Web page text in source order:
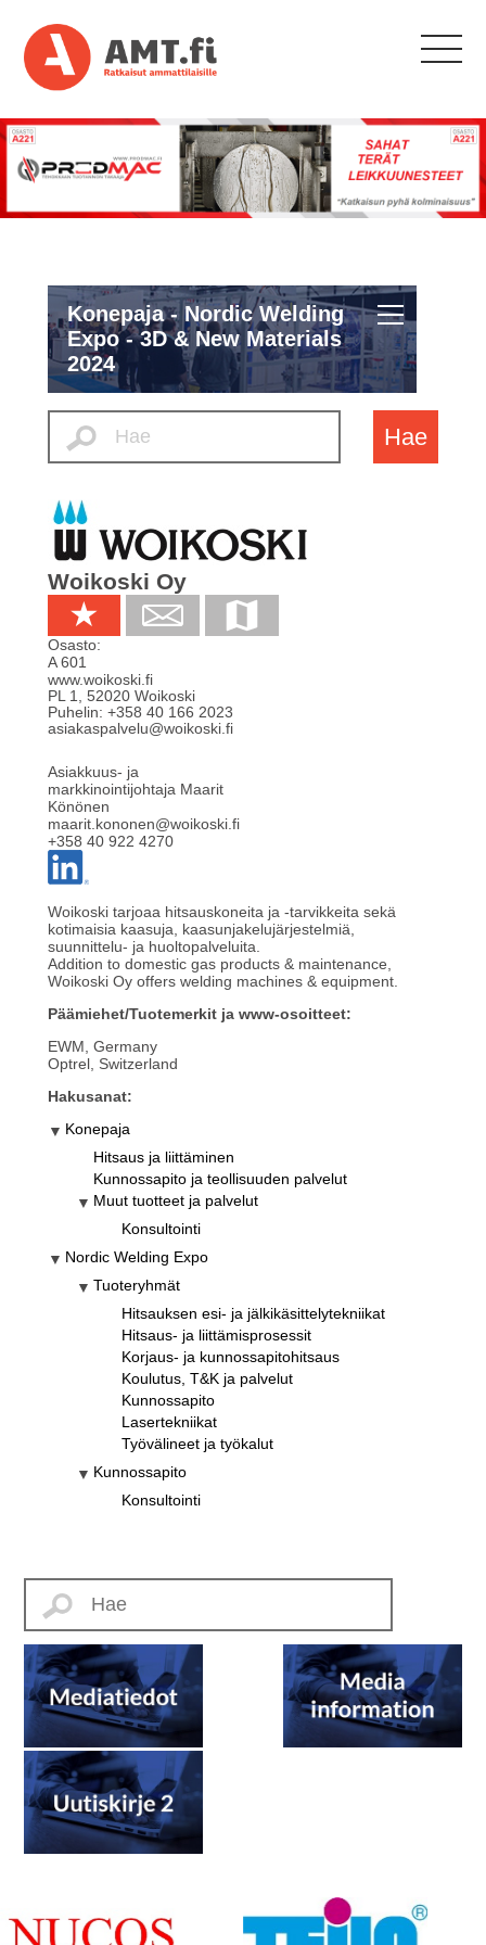
Konepaja - Nordic Welding
Expo - 3D & New Materials
2024
Hae
Woikoski Oy
Osasto:
A 601
www.woikoski.fi
PL 1
52020 Woikoski
Puhelin: +358 40 166 2023
asiakaspalvelu@woikoski.fi
Asiakkuus- ja
markkinointijohtaja Maarit
Könönen
maarit.kononen@woikoski.fi
+358 40 922 4270
Woikoski tarjoaa hitsauskoneita ja -tarvikkeita sekä
kotimaisia kaasuja, kaasunjakelujärjestelmiä,
suunnittelu- ja huoltopalveluita.
Addition to domestic gas products & maintenance,
Woikoski Oy offers welding machines & equipment.
Päämiehet/Tuotemerkit ja www-osoitteet:
EWM, Germany
Optrel, Switzerland
Hakusanat:
Konepaja
Hitsaus ja liittäminen
Kunnossapito ja teollisuuden palvelut
Muut tuotteet ja palvelut
Konsultointi
Nordic Welding Expo
Tuoteryhmät
Hitsauksen esi- ja jälkikäsittelytekniikat
Hitsaus- ja liittämisprosessit
Korjaus- ja kunnossapitohitsaus
Koulutus, T&K ja palvelut
Kunnossapito
Lasertekniikat
Työvälineet ja työkalut
Kunnossapito
Konsultointi